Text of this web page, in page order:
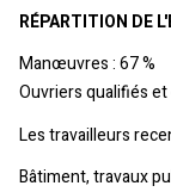
RÉPARTITION DE
Manœuvres : 67
Ouvriers qualifiés et
Les travailleurs
Bâtiment,